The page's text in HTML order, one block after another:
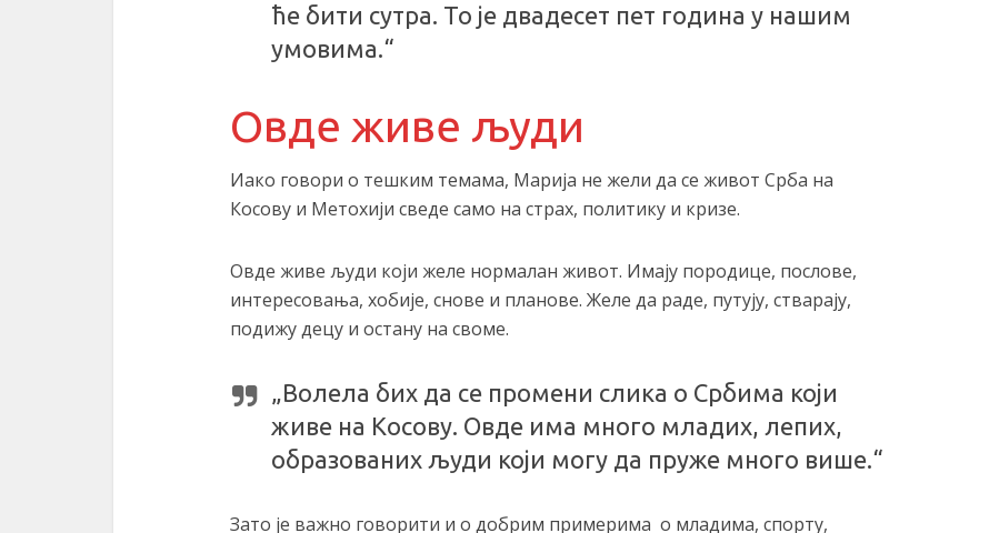
ће бити сутра. То је двадесет пет година у нашим
умовима.“
Овде живе људи
Иако говори о тешким темама, Марија не жели да се живот Срба на
Косову и Метохији сведе само на страх, политику и кризе.
Овде живе људи који желе нормалан живот. Имају породице, послове,
интересовања, хобије, снове и планове. Желе да раде, путују, стварају,
подижу децу и остану на своме.
„Волела бих да се промени слика о Србима који
живе на Косову. Овде има много младих, лепих,
образованих људи који могу да пруже много више.“
Зато је важно говорити и о добрим примерима о младима, спорту,